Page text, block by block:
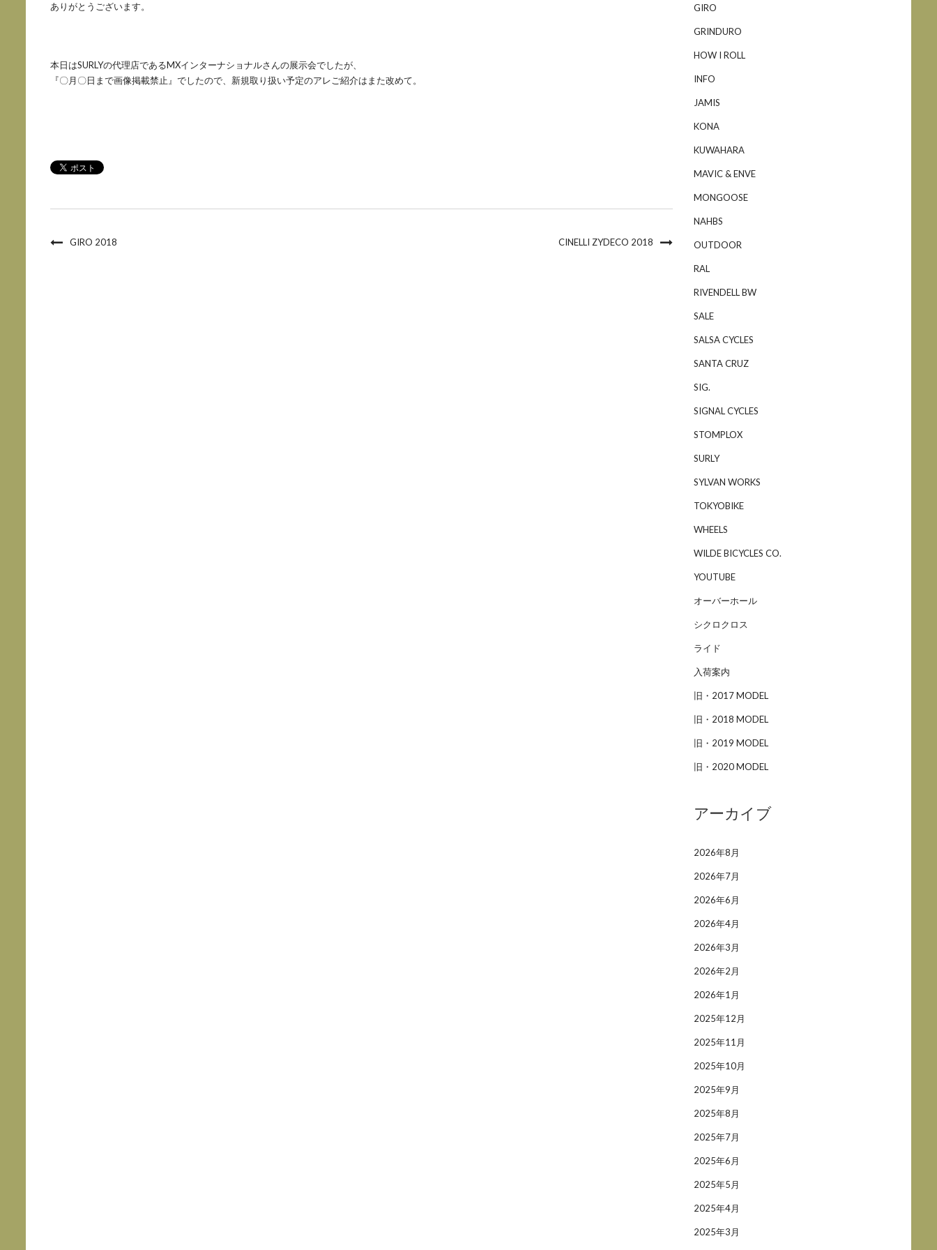
ありがとうございます。
本日はSURLYの代理店であるMXインターナショナルさんの展示会でしたが、
『〇月〇日まで画像掲載禁止』でしたので、新規取り扱い予定のアレご紹介はまた改めて。
GIRO 2018 CINELLI ZYDECO 2018
GIRO
GRINDURO
HOW I ROLL
INFO
JAMIS
KONA
KUWAHARA
MAVIC & ENVE
MONGOOSE
NAHBS
OUTDOOR
RAL
RIVENDELL BW
SALE
SALSA CYCLES
SANTA CRUZ
SIG.
SIGNAL CYCLES
STOMPLOX
SURLY
SYLVAN WORKS
TOKYOBIKE
WHEELS
WILDE BICYCLES CO.
YOUTUBE
オーバーホール
シクロクロス
ライド
入荷案内
旧・2017 MODEL
旧・2018 MODEL
旧・2019 MODEL
旧・2020 MODEL
アーカイブ
2026年8月
2026年7月
2026年6月
2026年4月
2026年3月
2026年2月
2026年1月
2025年12月
2025年11月
2025年10月
2025年9月
2025年8月
2025年7月
2025年6月
2025年5月
2025年4月
2025年3月